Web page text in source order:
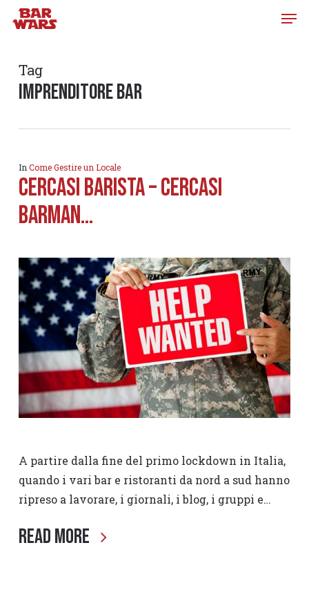
Skip
content
Tag
imprenditore bar
In Come Gestire un Locale
CERCASI BARISTA – CERCASI
BARMAN…
A partire dalla fine del primo lockdown in Italia,
quando i vari bar e ristoranti da nord a sud hanno
ripreso a lavorare, i giornali, i blog, i gruppi e…
Read More